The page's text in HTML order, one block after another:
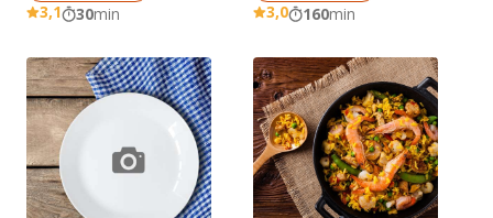
3,1 30min 3,0 160min